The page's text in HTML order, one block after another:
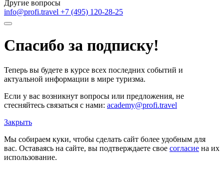
Другие вопросы
info@profi.travel +7 (495) 120-28-25
Спасибо за подписку!
Теперь вы будете в курсе всех последних событий и
актуальной информации в мире туризма.
Если у вас возникнут вопросы или предложения, не
стесняйтесь связаться с нами: academy@profi.travel
Закрыть
Мы собираем куки, чтобы сделать сайт более удобным для
вас. Оставаясь на сайте, вы подтверждаете свое согласие на их
использование.